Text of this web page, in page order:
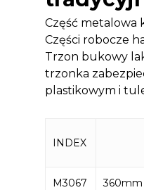
Część metalowa
Części robocze
Trzon bukowy
trzonka
plastikowym i
INDEX
M3067 360mm